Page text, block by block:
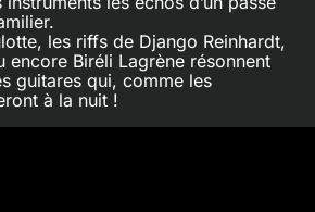
les riffs de Django Reinhardt,
encore Biréli Lagrène résonnent
guitares qui, comme les
à la nuit !